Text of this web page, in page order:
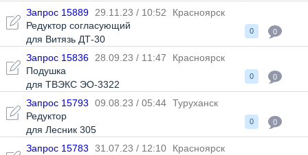
Запрос 15889 29.11.23 / 10:52
Красноярск
Редуктор согласующий
для Витязь ДТ-30
0 0
Запрос 15836 28.09.23 / 11:47
Красноярск
Подушка
для ТВЭКС ЭО-3322
0 0
Запрос 15793 09.08.23 / 05:44 Туруханск
Редуктор
для Лесник 305
0 0
Запрос 15783 31.07.23 / 12:10
Красноярск